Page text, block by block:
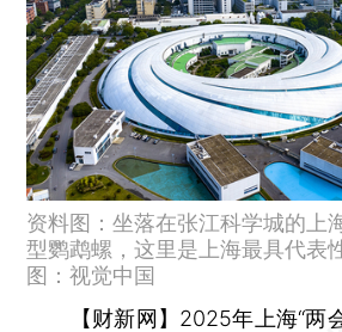
资料图：坐落在张江科学城的上
型鹦鹉螺，这里是上海最具代表
图：视觉中国
【财新网】 2025年上海“两